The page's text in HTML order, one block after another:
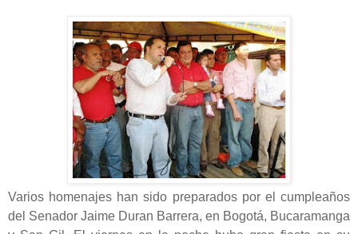
Varios homenajes han sido preparados por el cumpleaños
del Senador Jaime Duran Barrera, en Bogotá, Bucaramanga